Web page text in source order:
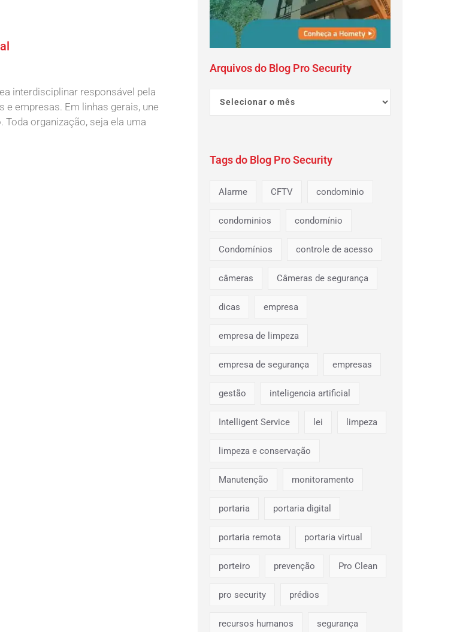
interdisciplinar responsável pela
empresas. Em linhas gerais, une
organização, seja ela uma
Arquivos do Blog Pro Security
Tags do Blog Pro Security
Alarme CFTV condominio
condominios condomínio
Condomínios controle de acesso
câmeras Câmeras de segurança
dicas empresa
empresa de limpeza
empresa de segurança empresas
gestão inteligencia artificial
Intelligent Service lei limpeza
limpeza e conservação
Manutenção monitoramento
portaria portaria digital
portaria remota portaria virtual
porteiro prevenção Pro Clean
pro security prédios
recursos humanos segurança